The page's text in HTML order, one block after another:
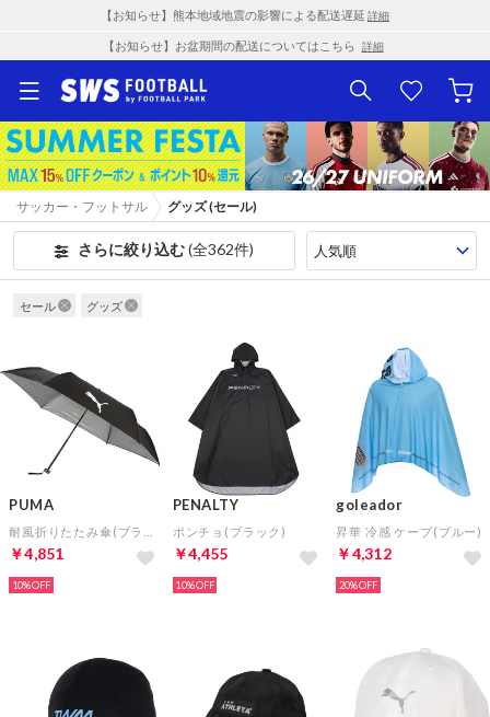
【お知らせ】熊本地域地震の影響による配送遅延 詳細
【お知らせ】お盆期間の配送についてはこちら 詳細
サッカー・フットサル グッズ (セール)
さらに絞り込む(全362件)
セール グッズ
PUMA
￥4,851
10%
PENALTY
ポンチョ(ブラック)
￥4,455
10%
goleador
昇華 冷感 ケープ(ブルー)
￥4,312
20%